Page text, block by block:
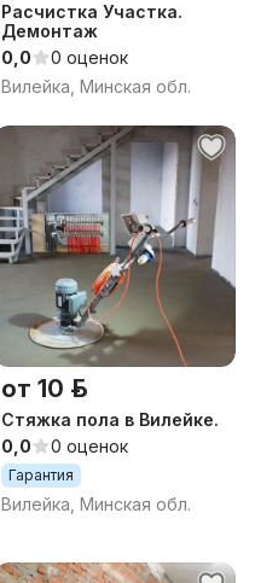
Расчистка Участка.
Демонтаж
0,0
0 оценок
Вилейка, Минская обл.
от 10 р.
Стяжка пола в Вилейке.
0,0
0 оценок
Гарантия
Вилейка, Минская обл.